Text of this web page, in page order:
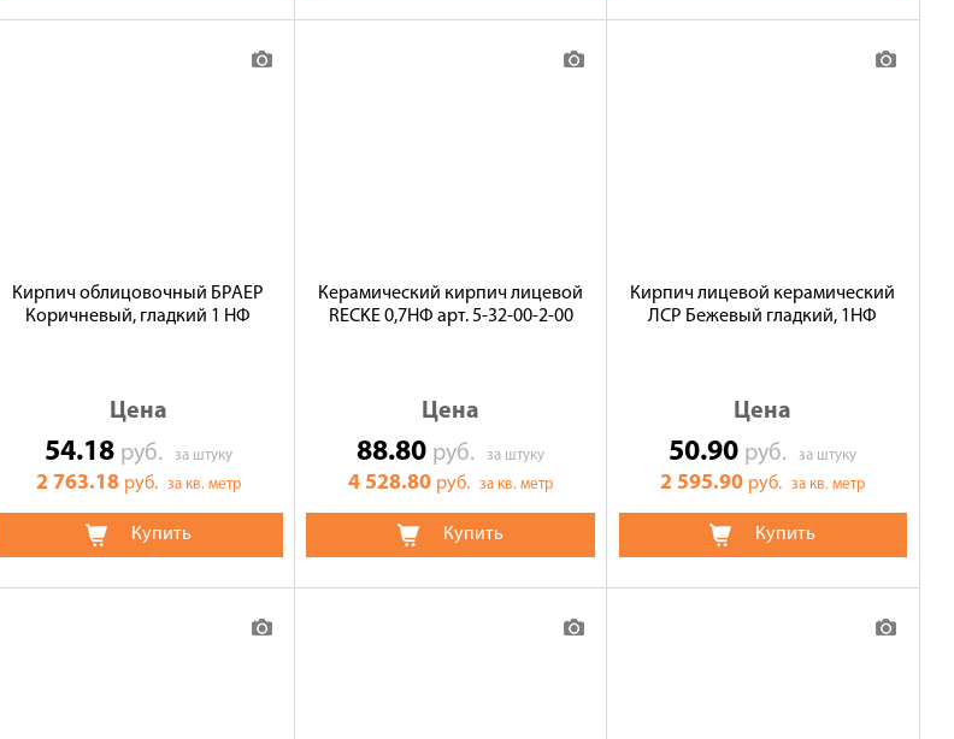
Кирпич облицовочный БРАЕР
Коричневый, гладкий 1 НФ
Цена
54.18 руб. за штуку
2 763.18 руб. за кв. метр
Купить
Керамический кирпич лицевой
RECKE 0,7НФ арт. 5-32-00-2-00
Цена
88.80 руб.за штуку
4 528.80 руб.за кв. метр
Купить
Кирпич лицевой керамический
ЛСР Бежевый гладкий, 1НФ
Цена
50.90 руб.за штуку
2 595.90 руб.за кв. метр
Купить